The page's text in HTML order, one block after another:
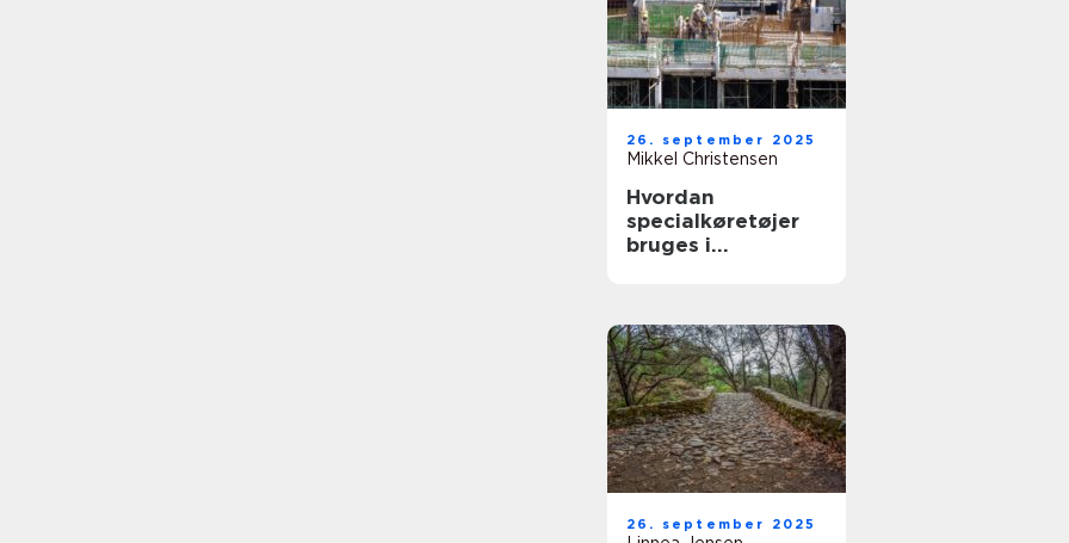
26. september 2025
Mikkel Christensen
Hvordan
specialkøretøjer
bruges i
26. september 2025